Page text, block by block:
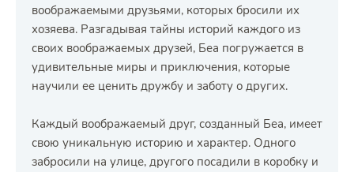
воображаемыми друзьями, которых бросили их
хозяева. Разгадывая тайны историй каждого из
своих воображаемых друзей, Беа погружается в
удивительные миры и приключения, которые
научили ее ценить дружбу и заботу о других.
Каждый воображаемый друг, созданный Беа, имеет
свою уникальную историю и характер. Одного
забросили на улице, другого посадили в коробку и